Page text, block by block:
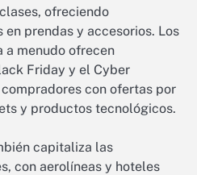
ofreciendo
prendas y accesorios. Los
a menudo ofrecen
Friday y el Cyber
con ofertas por
y productos tecnológicos.
capitaliza las
con aerolíneas y hoteles